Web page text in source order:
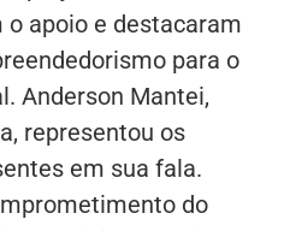
apoio e destacaram
para o
Anderson Mantei,
representou os
em sua fala.
do